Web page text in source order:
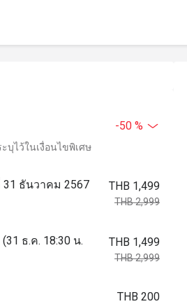
-50 %
บุไว้ในเงื่อนไขพิเศษ
31 ธันวาคม 2567
THB 1,499
THB 2,999
ธ.ค. 18:30 น.
THB 1,499
THB 2,999
THB 200